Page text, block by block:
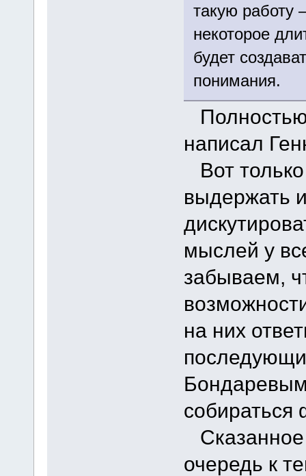
такую работу
некоторое
будет
понимания.
написал
Вот
выдержать
мыслей у
забываем,
на них
очередь к